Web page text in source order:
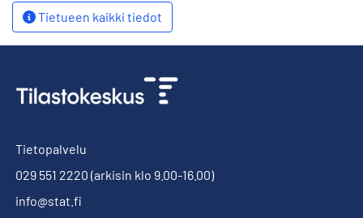
Tietueen kaikki tiedot
Tietopalvelu
029 551 2220 (arkisin klo 9.00-16.00)
info@stat.fi